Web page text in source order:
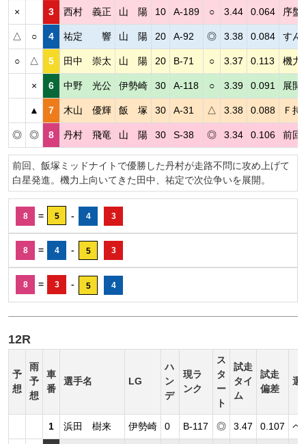
× 3 西村 義正 山 陽 10 A-189 ○ 3.44 0.064 序盤
△ ○ 4 祐定 響 山 陽 20 A-92 ◎ 3.38 0.084 すん
○ △ 5 田中 崇太 山 陽 20 B-71 ○ 3.37 0.113 機力
× 6 中野 光公 伊勢崎 30 A-118 ○ 3.39 0.091 展開
▲ 7 木山 優輝 飯 塚 30 A-31 △ 3.38 0.088 Ｆ持
◎ ◎ 8 丹村 飛竜 山 陽 30 S-38 ◎ 3.34 0.106 前回
前回、飯塚ミッドナイトで優勝した丹村が走路不問に攻め上げて
白星発進。機力上向いてきた田中、祐定で次位争いを展開。
8 = 5 - 4 3
8 = 4 - 5 3
8 = 3 - 5 4
12R
予
想
雨
予
想
車
番
選手名 LG
ハ
ン
デ
現ラ
ンク
ス
タ
ー
ト
試走
タイ
ム
試走
偏差
選
1 浜田 樹来 伊勢崎 0 B-117 ◎ 3.47 0.107 ペ